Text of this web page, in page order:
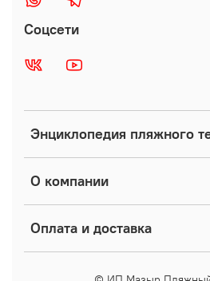
Энциклопедия пляжного
О компании
Оплата и доставка
Соцсети